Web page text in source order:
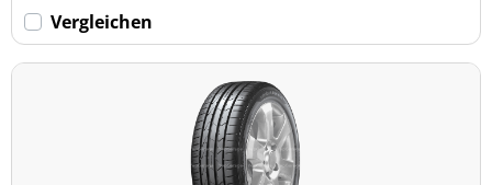
Vergleichen